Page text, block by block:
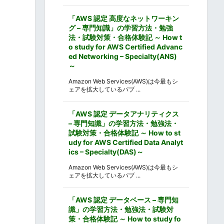
「AWS 認定 高度なネットワーキン
グ – 専門知識」の学習方法・勉強
法・試験対策・合格体験記 ～ How t
o study for AWS Certified Advanc
ed Networking – Specialty(ANS)
～
Amazon Web Services(AWS)は今最もシ
ェアを拡大しているパブ ...
「AWS 認定 データアナリティクス
– 専門知識」の学習方法・勉強法・
試験対策・合格体験記 ～ How to st
udy for AWS Certified Data Analyt
ics – Specialty(DAS)～
Amazon Web Services(AWS)は今最もシ
ェアを拡大しているパブ ...
「AWS 認定 データベース – 専門知
識」の学習方法・勉強法・試験対
策・合格体験記 ～ How to study fo